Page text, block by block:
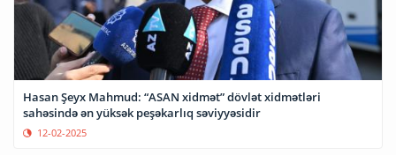
Hasan Şeyx Mahmud: “ASAN xidmət” dövlət xidmətləri
sahəsində ən yüksək peşəkarlıq səviyyəsidir
12-02-2025